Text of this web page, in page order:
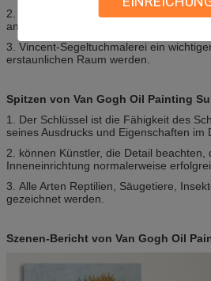
2. werden hochwertige Van Gogh-
an den starken Rahmen angebracht.
3. Vincent-Segeltuchmalerei ein
erstaunlichen Raum werden.
Spitzen von Van Gogh Oil Painting
1. Der Schlüssel ist die Fähigkeit des
seines Ausdrucks und Eigenschaften im
2. können Künstler, die Detail beachten,
Inneneinrichtung normalerweise
3. Alle Arten Reptilien, Säugetiere,
gezeichnet werden.
Szenen-Bericht von Van Gogh Oil